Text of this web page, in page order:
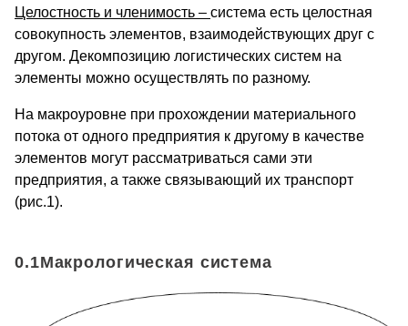
Целостность и членимость – система есть целостная
совокупность элементов, взаимодействующих друг с
другом. Декомпозицию логистических систем на
элементы можно осуществлять по разному.
На макроуровне при прохождении материального
потока от одного предприятия к другому в качестве
элементов могут рассматриваться сами эти
предприятия, а также связывающий их транспорт
(рис.1).
0.1Макрологическая система